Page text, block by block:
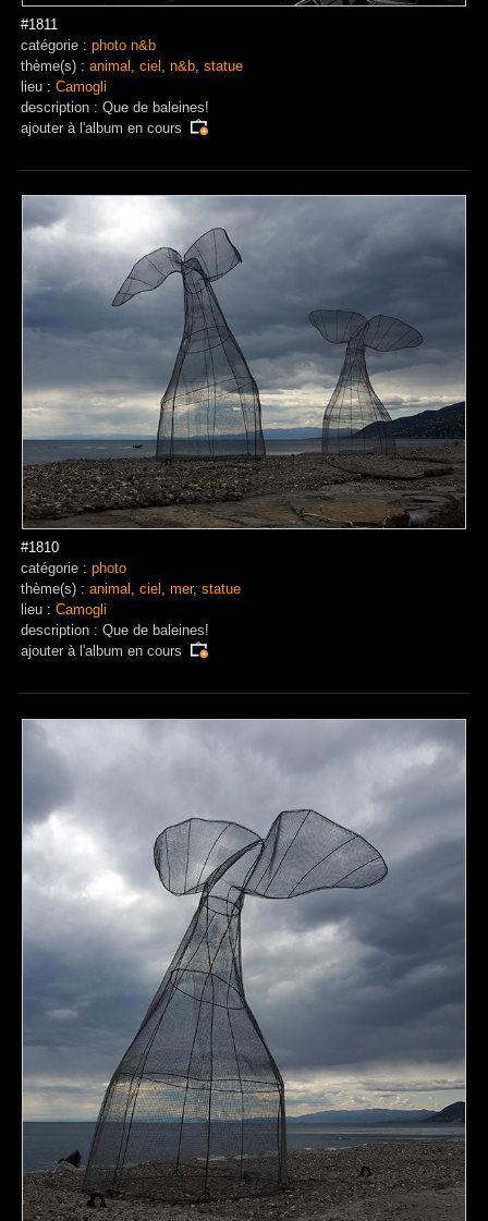
#1811
catégorie : photo n&b
thème(s) : animal ciel n&b statue
lieu : Camogli
description : Que de baleines!
ajouter à l'album en cours
#1810
catégorie : photo
thème(s) : animal ciel mer, statue
lieu : Camogli
description : Que de baleines!
ajouter à l'album en cours